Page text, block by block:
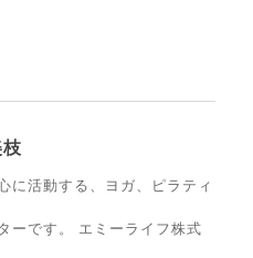
に活動する、ヨガ、ピラティ
ーです。 エミーライフ株式